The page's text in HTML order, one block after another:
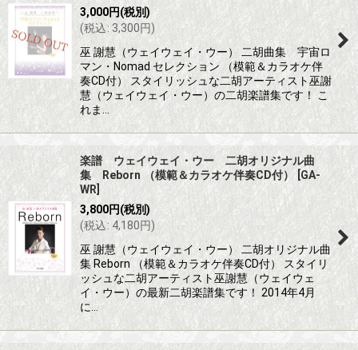
3,000円(税別)
(税込: 3,300円)
巫 謝慧（ウェイウェイ・ウー） 二胡曲集 宇宙ロ
マン・Nomad セレクション （模範＆カラオケ伴
奏CD付） スタイリッシュな二胡アーティスト巫謝
慧（ウェイウェイ・ウー）の二胡楽譜集です！ こ
れま…
楽譜 ウェイウェイ・ウー 二胡オリジナル曲
集 Reborn （模範＆カラオケ伴奏CD付）
GA-
WR]
3,800円(税別)
(税込: 4,180円)
巫 謝慧（ウェイウェイ・ウー） 二胡オリジナル曲
集 Reborn （模範＆カラオケ伴奏CD付） スタイリ
ッシュな二胡アーティスト巫謝慧（ウェイウェ
イ・ウー）の最新二胡楽譜集です！ 2014年4月
に…